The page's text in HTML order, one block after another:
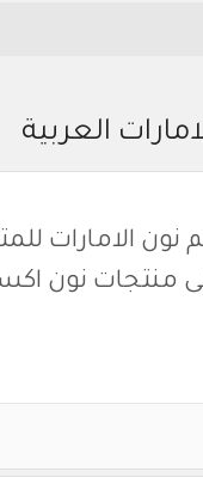
العربية
الامارات
منتجات نون